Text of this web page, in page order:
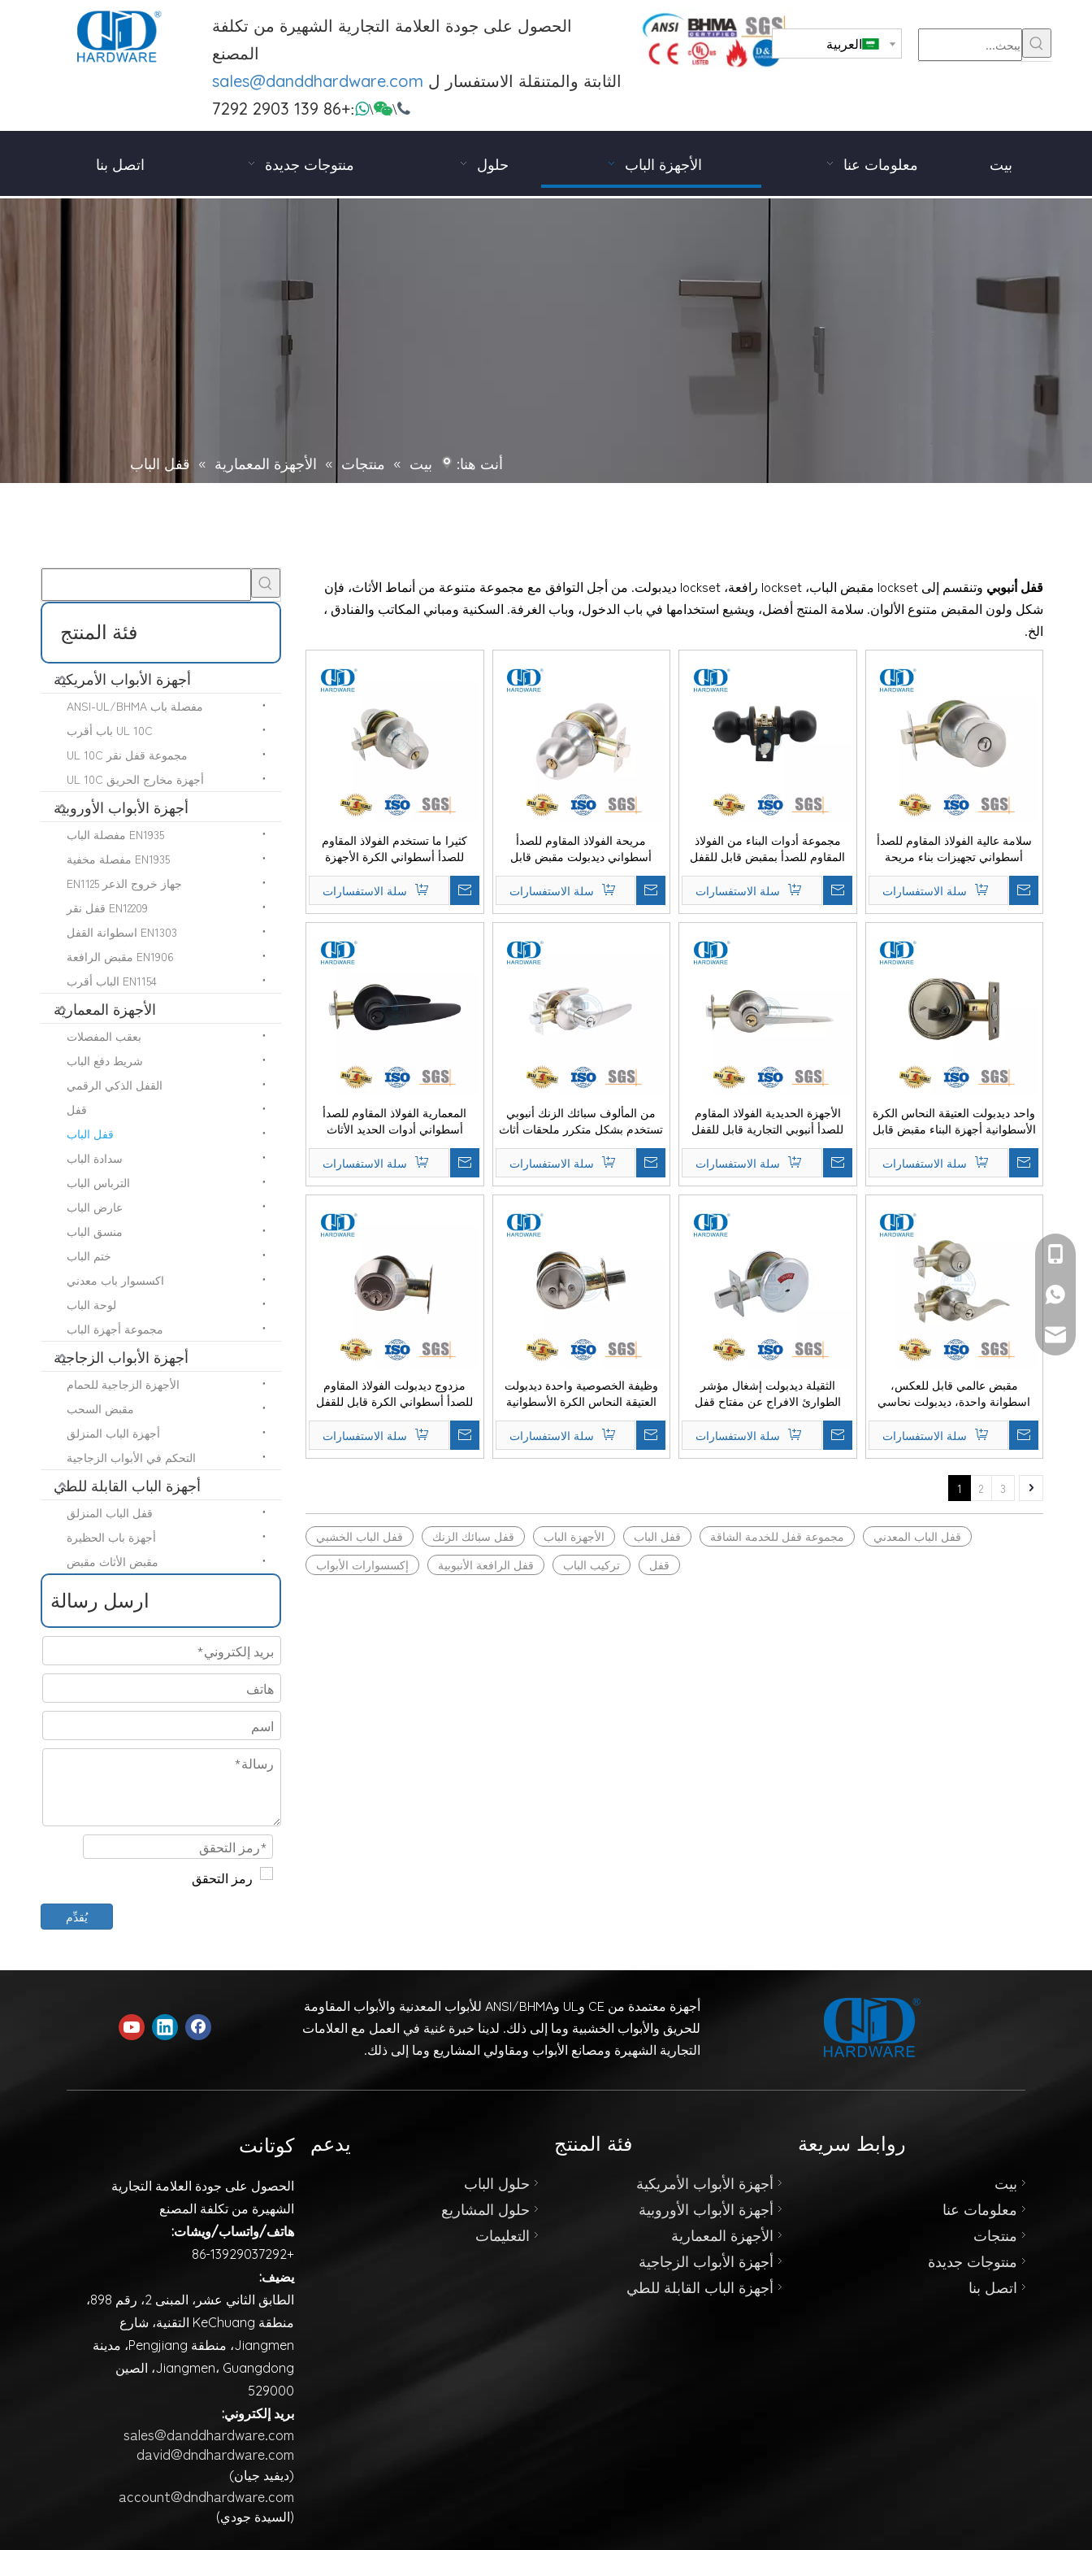
الحصول على جودة العلامة التجارية الشهيرة من تكلفة
المصنع
الثابتة والمتنقلة الاستفسار ل sales@danddhardware.com

\

\

:
+86 139 2903 7292
العربية
بيت معلومات عنا الأجهزة الباب حلول منتوجات جديدة اتصل بنا
أنت هنا: بيت » منتجات » الأجهزة المعمارية » قفل الباب
فئة المنتج
أجهزة الأبواب الأمريكية
مفصلة باب ANSI-UL/BHMA
UL 10C باب أقرب
مجموعة قفل نقر UL 10C
أجهزة مخارج الحريق UL 10C
أجهزة الأبواب الأوروبية
EN1935 مفصلة الباب
EN1935 مفصلة مخفية
جهاز خروج الذعر EN1125
EN12209 قفل نقر
EN1303 اسطوانة القفل
EN1906 مقبض الرافعة
EN1154 الباب أقرب
الأجهزة المعمارية
بعقب المفصلات
شريط دفع الباب
القفل الذكي الرقمي
قفل
قفل الباب
سدادة الباب
الترباس الباب
عارض الباب
منسق الباب
ختم الباب
اكسسوار باب معدني
لوحة الباب
مجموعة أجهزة الباب
أجهزة الأبواب الزجاجية
الأجهزة الزجاجية للحمام
مقبض السحب
أجهزة الباب المنزلق
التحكم في الأبواب الزجاجية
أجهزة الباب القابلة للطي
قفل الباب المنزلق
أجهزة باب الحظيرة
مقبض الأثاث مقبض
ارسل رسالة
يُقدِّم
قفل أنبوبي
وتنقسم إلى lockset مقبض الباب، lockset رافعة، lockset ديدبولت. من أجل التوافق مع مجموعة متنوعة من أنماط الأثاث، فإن
شكل ولون المقبض متنوع الألوان. سلامة المنتج أفضل، ويشيع استخدامها في باب الدخول، وباب الغرفة. السكنية ومباني المكاتب والفنادق ،
الخ.
كثيرا ما تستخدم الفولاذ المقاوم
للصدأ أسطواني الكرة الأجهزة
تركيبات مقبض Lockset لباب دخول
المدخل-DDLK003سلة الاستفسارات
مريحة الفولاذ المقاوم للصدأ
أسطواني ديدبولت مقبض قابل
للقفل الأجهزة للباب الداخلي-
DDLK002
سلة الاستفسارات
مجموعة أدوات البناء من الفولاذ
المقاوم للصدأ بمقبض قابل للقفل
لباب معدني خشبي-DDLK002
سلة الاستفسارات
سلامة عالية الفولاذ المقاوم للصدأ
أسطواني تجهيزات بناء مريحة
مقبض Lockset لمكتب المستشفى
Door-DDLK004
سلة الاستفسارات
المعمارية الفولاذ المقاوم للصدأ
أسطواني أدوات الحديد الأثاث
الأجهزة مقبض Lockset للمعادن
الصلب Door-DDLK005 سلة الاستفسارات
من المألوف سبائك الزنك أنبوبي
تستخدم بشكل متكرر ملحقات أثاث
مقبض Lockset للمدرسة الحكومة
Door-DDLK005
سلة الاستفسارات
الأجهزة الحديدية الفولاذ المقاوم
للصدأ أنبوبي التجارية قابل للقفل
مقبض الباب Lockset لغرفة
التخزين الحمام-DDLK006سلة الاستفسارات
واحد ديدبولت العتيقة النحاس الكرة
الأسطوانية أجهزة البناء مقبض قابل
للقفل Lockset للباب الأمامي
الداخلي-DDLK008سلة الاستفسارات
مزدوج ديدبولت الفولاذ المقاوم
للصدأ أسطواني الكرة قابل للقفل
مقبض Lockset للفصول الدراسية
الداخلية Door-DDLK007 سلة الاستفسارات
وظيفة الخصوصية واحدة ديدبولت
العتيقة النحاس الكرة الأسطوانية
الأجهزة الحديدية مقبض قابل للقفل
Lockset لغرفة النوم الحمام-
DDLK008
سلة الاستفسارات
الثقيلة ديدبولت إشغال مؤشر
الطوارئ الافراج عن مفتاح قفل
الباب للحمام التجاري مرحاض -
DDLK028
سلة الاستفسارات
مقبض عالمي قابل للعكس،
اسطوانة واحدة، ديدبولت نحاسي
قابل للتعديل، مجموعة مقبض قابلة
للقفل للباب الداخلي-DDLK026سلة الاستفسارات
1 2 3
قفل الباب الخشبي قفل سبائك الزنك الأجهزة الباب قفل الباب مجموعة قفل للخدمة الشاقة
قفل الباب المعدني
إكسسوارات الأبواب
قفل الرافعة الأنبوبية تركيب الباب قفل
أجهزة معتمدة من CE وUL وANSI/BHMA للأبواب المعدنية والأبواب المقاومة
للحريق والأبواب الخشبية وما إلى ذلك. لدينا خبرة غنية في العمل مع العلامات
التجارية الشهيرة ومصانع الأبواب ومقاولي المشاريع وما إلى ذلك.
روابط سريعة
بيت
معلومات عنا
منتجات
منتوجات جديدة
اتصل بنا
فئة المنتج
أجهزة الأبواب الأمريكية
أجهزة الأبواب الأوروبية
الأجهزة المعمارية
أجهزة الأبواب الزجاجية
أجهزة الباب القابلة للطي
يدعم
حلول الباب
حلول المشاريع
التعليمات
كوتانت
الحصول على جودة العلامة التجارية
الشهيرة من تكلفة المصنع
هاتف/واتساب/ويشات:
+86-13929037292
يضيف:
الطابق الثاني عشر، المبنى 2، رقم 898،
منطقة KeChuang التقنية، شارع
Jiangmen، منطقة Pengjiang، مدينة
Jiangmen، Guangdong، الصين
529000
بريد إلكتروني:
sales@danddhardware.com
david@dndhardware.com
(ديفيد جيان)
account@dndhardware.com
(السيدة جودي)
+86-13929037292
+86-13929037292